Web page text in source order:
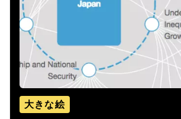
大きな絵